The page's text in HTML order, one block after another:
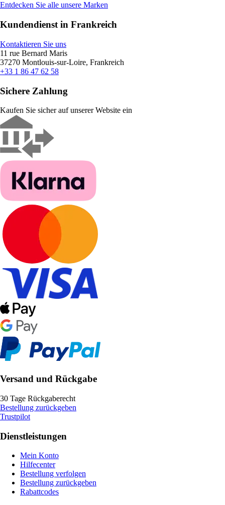
Entdecken Sie alle unsere Marken
Kundendienst in Frankreich
Kontaktieren Sie uns
11 rue Bernard Maris
37270 Montlouis-sur-Loire, Frankreich
+33 1 86 47 62 58
Sichere Zahlung
Kaufen Sie sicher auf unserer Website ein
Versand und Rückgabe
30 Tage Rückgaberecht
Bestellung zurückgeben
Trustpilot
Dienstleistungen
Mein Konto
Hilfecenter
Bestellung verfolgen
Bestellung zurückgeben
Rabattcodes